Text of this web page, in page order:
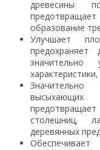
древесины
образование
Улучшает
предохраняет
значительно
характеристики,
высыхающих
столешниц,
деревянных